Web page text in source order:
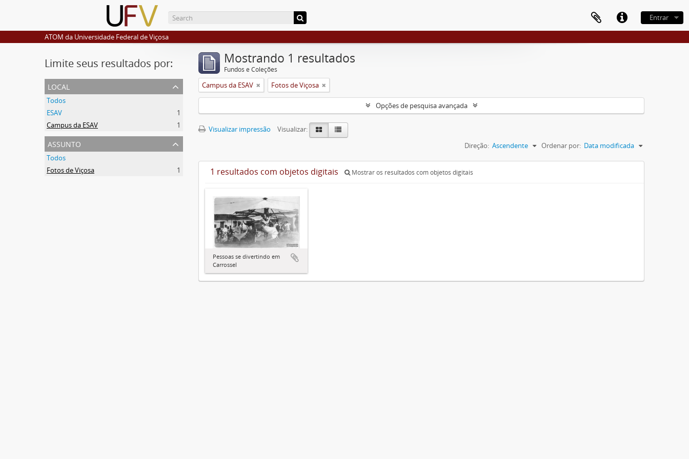
Entrar
ATOM da Universidade Federal de Viçosa
Limite seus resultados por:
local
Todos
ESAV
1
Campus da ESAV
1
assunto
Todos
Fotos de Viçosa
1
Mostrando 1 resultados
Fundos e Coleções
Campus da ESAV Fotos de Viçosa
Opções de pesquisa avançada
Visualizar impressão
Visualizar:
Ordenar por: Data modificada
Direção: Ascendente
1 resultados com objetos digitais Mostrar os resultados com objetos digitais
Pessoas se divertindo em
Carrossel